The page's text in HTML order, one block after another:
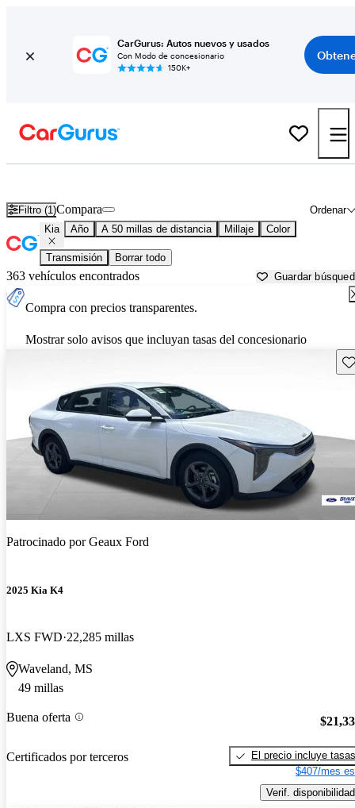
CarGurus: Autos nuevos y usados
Con Modo de concesionario
150K+
Filtro (1) Ordenar
Compara
Kia Año A 50 millas de distancia Millaje Color
Transmisión Borrar todo
363 vehículos encontrados Guardar
Compra con precios transparentes.
Mostrar solo avisos que incluyan tasas del concesionario
Patrocinado porGeaux Ford
2025 Kia K4
LXS FWD 22,285 millas
Waveland, MS
49 millas
Buena oferta
Certificados por terceros
El precio incluye tasas
$407/mes
Verif. disponibilidad